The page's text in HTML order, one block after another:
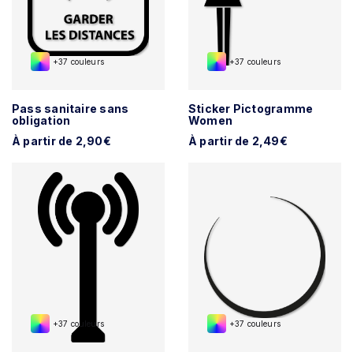
+37 couleurs
Pass sanitaire sans
obligation
À partir de 2,90€
+37 couleurs
Sticker Pictogramme
Women
À partir de 2,49€
+37 couleurs +37 couleurs